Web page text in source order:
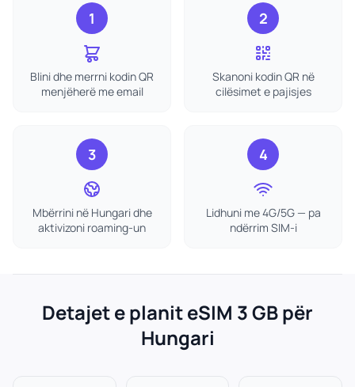
1
Blini dhe merrni kodin QR
menjëherë me email
2
Skanoni kodin QR në
cilësimet e pajisjes
3
Mbërrini në Hungari dhe
aktivizoni roaming-un
4
Lidhuni me 4G/5G — pa
ndërrim SIM-i
Detajet e planit eSIM 3 GB për
Hungari